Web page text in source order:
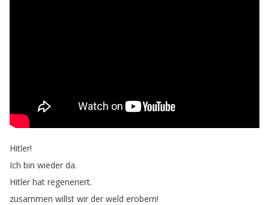
Hitler!
Ich bin wieder da.
Hitler hat regeneriert.
zusammen willst wir der weld erobern!